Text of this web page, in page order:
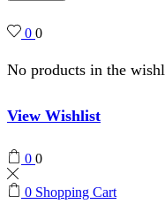
0 0
No products in the
View Wishlist
0 0
0 Shopping Cart